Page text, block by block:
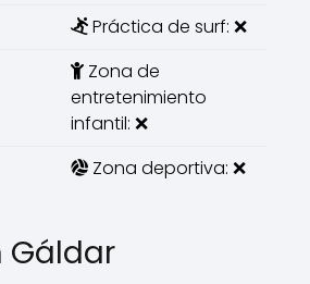
Práctica de surf: ❌
Zona de
entretenimiento
infantil: ❌
Zona deportiva: ❌
Gáldar